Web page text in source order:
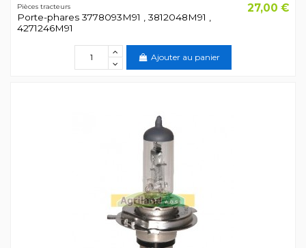
Pièces tracteurs
Porte-phares 3778093M91 , 3812048M91 ,
4271246M91
27,00 €
Ajouter au panier